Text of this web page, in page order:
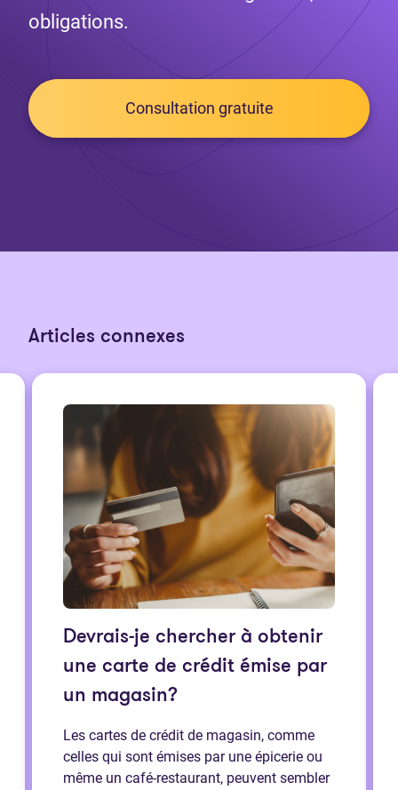
obligations.
Consultation gratuite
Articles connexes
Devrais-je chercher à obtenir
une carte de crédit émise par
un magasin?
Les cartes de crédit de magasin, comme
celles qui sont émises par une épicerie ou
même un café-restaurant, peuvent sembler